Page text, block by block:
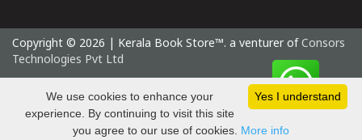
Copyright © 2026 | Kerala Book Store™. a venturer of Consors
Technologies Pvt Ltd
Saturday 8 August, 2026 IST
Yes I understand
We use cookies to enhance your
experience. By continuing to visit this site
you agree to our use of cookies. More info